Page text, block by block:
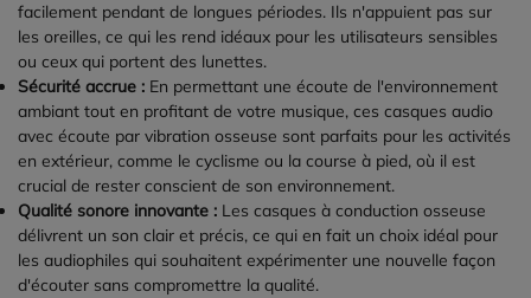
facilement pendant de longues périodes. Ils n'appuient pas sur
les oreilles, ce qui les rend idéaux pour les utilisateurs sensibles
ou ceux qui portent des lunettes.
Sécurité accrue : En permettant une écoute de l'environnement
ambiant tout en profitant de votre musique, ces casques audio
avec écoute par vibration osseuse sont parfaits pour les activités
en extérieur, comme le cyclisme ou la course à pied, où il est
crucial de rester conscient de son environnement.
Qualité sonore innovante : Les casques à conduction osseuse
délivrent un son clair et précis, ce qui en fait un choix idéal pour
les audiophiles qui souhaitent expérimenter une nouvelle façon
d'écouter sans compromettre la qualité.